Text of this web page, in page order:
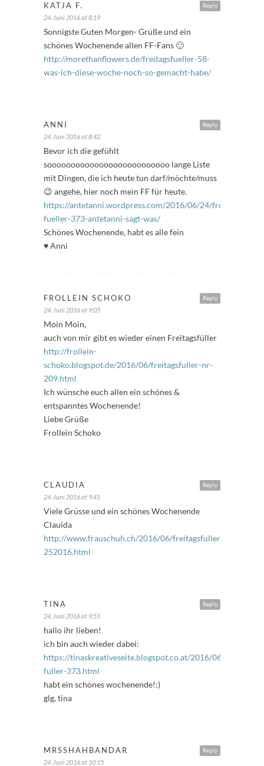
Reply
KATJA F.
24. Juni 2016 at 8:19
Sonnigste Guten Morgen- Grüße und ein
schönes Wochenende allen FF-Fans 🙂
http://morethanflowers.de/freitagsfueller-58-
was-ich-diese-woche-noch-so-gemacht-habe/
Reply
ANNI
24. Juni 2016 at 8:42
Bevor ich die gefühlt
soooooooooooooooooooooooooo lange Liste
mit Dingen, die ich heute tun darf/möchte/muss
😉 angehe, hier noch mein FF für heute.
https://antetanni.wordpress.com/2016/06/24/freitags-
fueller-373-antetanni-sagt-was/
Schönes Wochenende, habt es alle fein
♥ Anni
Reply
FROLLEIN SCHOKO
24. Juni 2016 at 9:05
Moin Moin,
auch von mir gibt es wieder einen Freitagsfüller
http://frollein-
schoko.blogspot.de/2016/06/freitagsfuller-nr-
209.html
Ich wünsche euch allen ein schönes &
entspanntes Wochenende!
Liebe Grüße
Frollein Schoko
Reply
CLAUDIA
24. Juni 2016 at 9:41
Viele Grüsse und ein schönes Wochenende
Clauida
http://www.frauschuh.ch/2016/06/freitagsfuller-
252016.html
Reply
TINA
24. Juni 2016 at 9:51
hallo ihr lieben!
ich bin auch wieder dabei:
https://tinaskreativeseite.blogspot.co.at/2016/06/freitags-
fuller-373.html
habt ein schönes wochenende!:)
glg, tina
Reply
MRSSHAHBANDAR
24. Juni 2016 at 10:15